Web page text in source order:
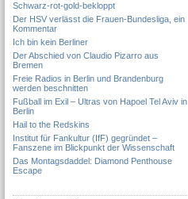
Schwarz-rot-gold-bekloppt
Der HSV verlässt die Frauen-Bundesliga, ein
Kommentar
Ich bin kein Berliner
Der Abschied von Claudio Pizarro aus
Bremen
Freie Radios in Berlin und Brandenburg
werden beschnitten
Fußball im Exil – Ultras von Hapoel Tel Aviv in
Berlin
Hail to the Redskins
Institut für Fankultur (IfF) gegründet –
Fanszene im Blickpunkt der Wissenschaft
Das Montagsdaddel: Diamond Penthouse
Escape